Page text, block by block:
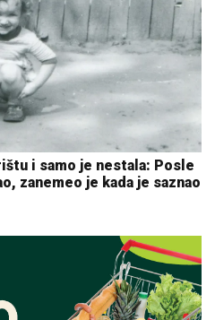
i samo je nestala: Posle
zanemeo je kada je saznao